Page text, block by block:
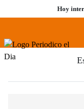
al
Hoy
Menú